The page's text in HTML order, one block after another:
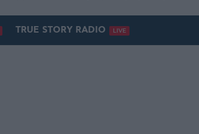
TRUE STORY RADIO LIVE